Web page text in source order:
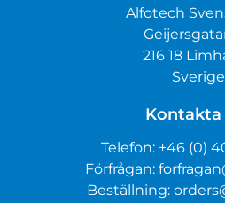
Alfotech
216 18
Sverige
Kontakta
Telefon: +46 (0)
Förfrågan:
Beställning: